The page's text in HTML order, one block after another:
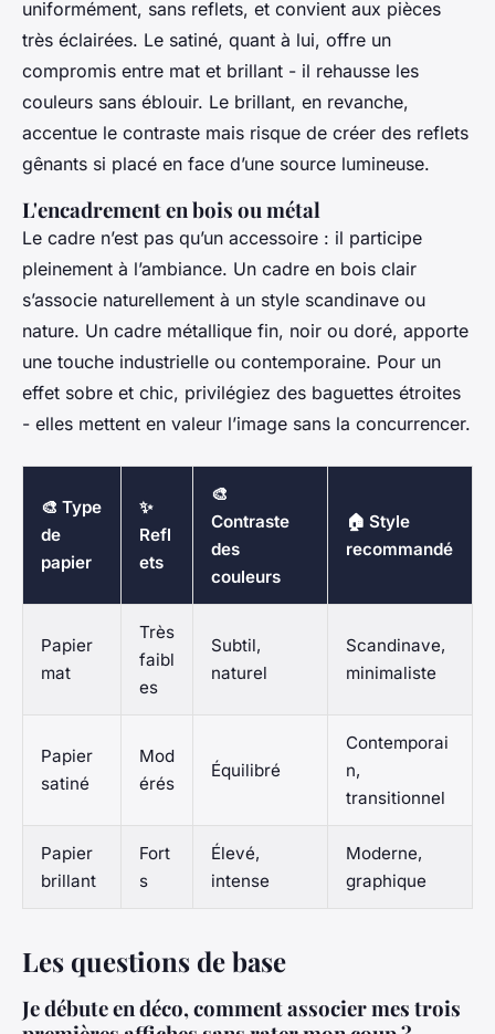
uniformément, sans reflets, et convient aux pièces
très éclairées. Le satiné, quant à lui, offre un
compromis entre mat et brillant - il rehausse les
couleurs sans éblouir. Le brillant, en revanche,
accentue le contraste mais risque de créer des reflets
gênants si placé en face d’une source lumineuse.
L'encadrement en bois ou métal
Le cadre n’est pas qu’un accessoire : il participe
pleinement à l’ambiance. Un cadre en bois clair
s’associe naturellement à un style scandinave ou
nature. Un cadre métallique fin, noir ou doré, apporte
une touche industrielle ou contemporaine. Pour un
effet sobre et chic, privilégiez des baguettes étroites
- elles mettent en valeur l’image sans la concurrencer.
🎨 Type
de
papier
✨
Refl
ets
🎨
Contraste
des
couleurs
🏠 Style
recommandé
Papier
mat
Très
faibl
es
Subtil,
naturel
Scandinave,
minimaliste
Papier
satiné
Mod
érés
Équilibré
Contemporai
n,
transitionnel
Papier
brillant
Fort
s
Élevé,
intense
Moderne,
graphique
Les questions de base
Je débute en déco, comment associer mes trois